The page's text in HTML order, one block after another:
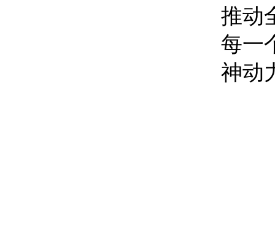
推动
每一
神动